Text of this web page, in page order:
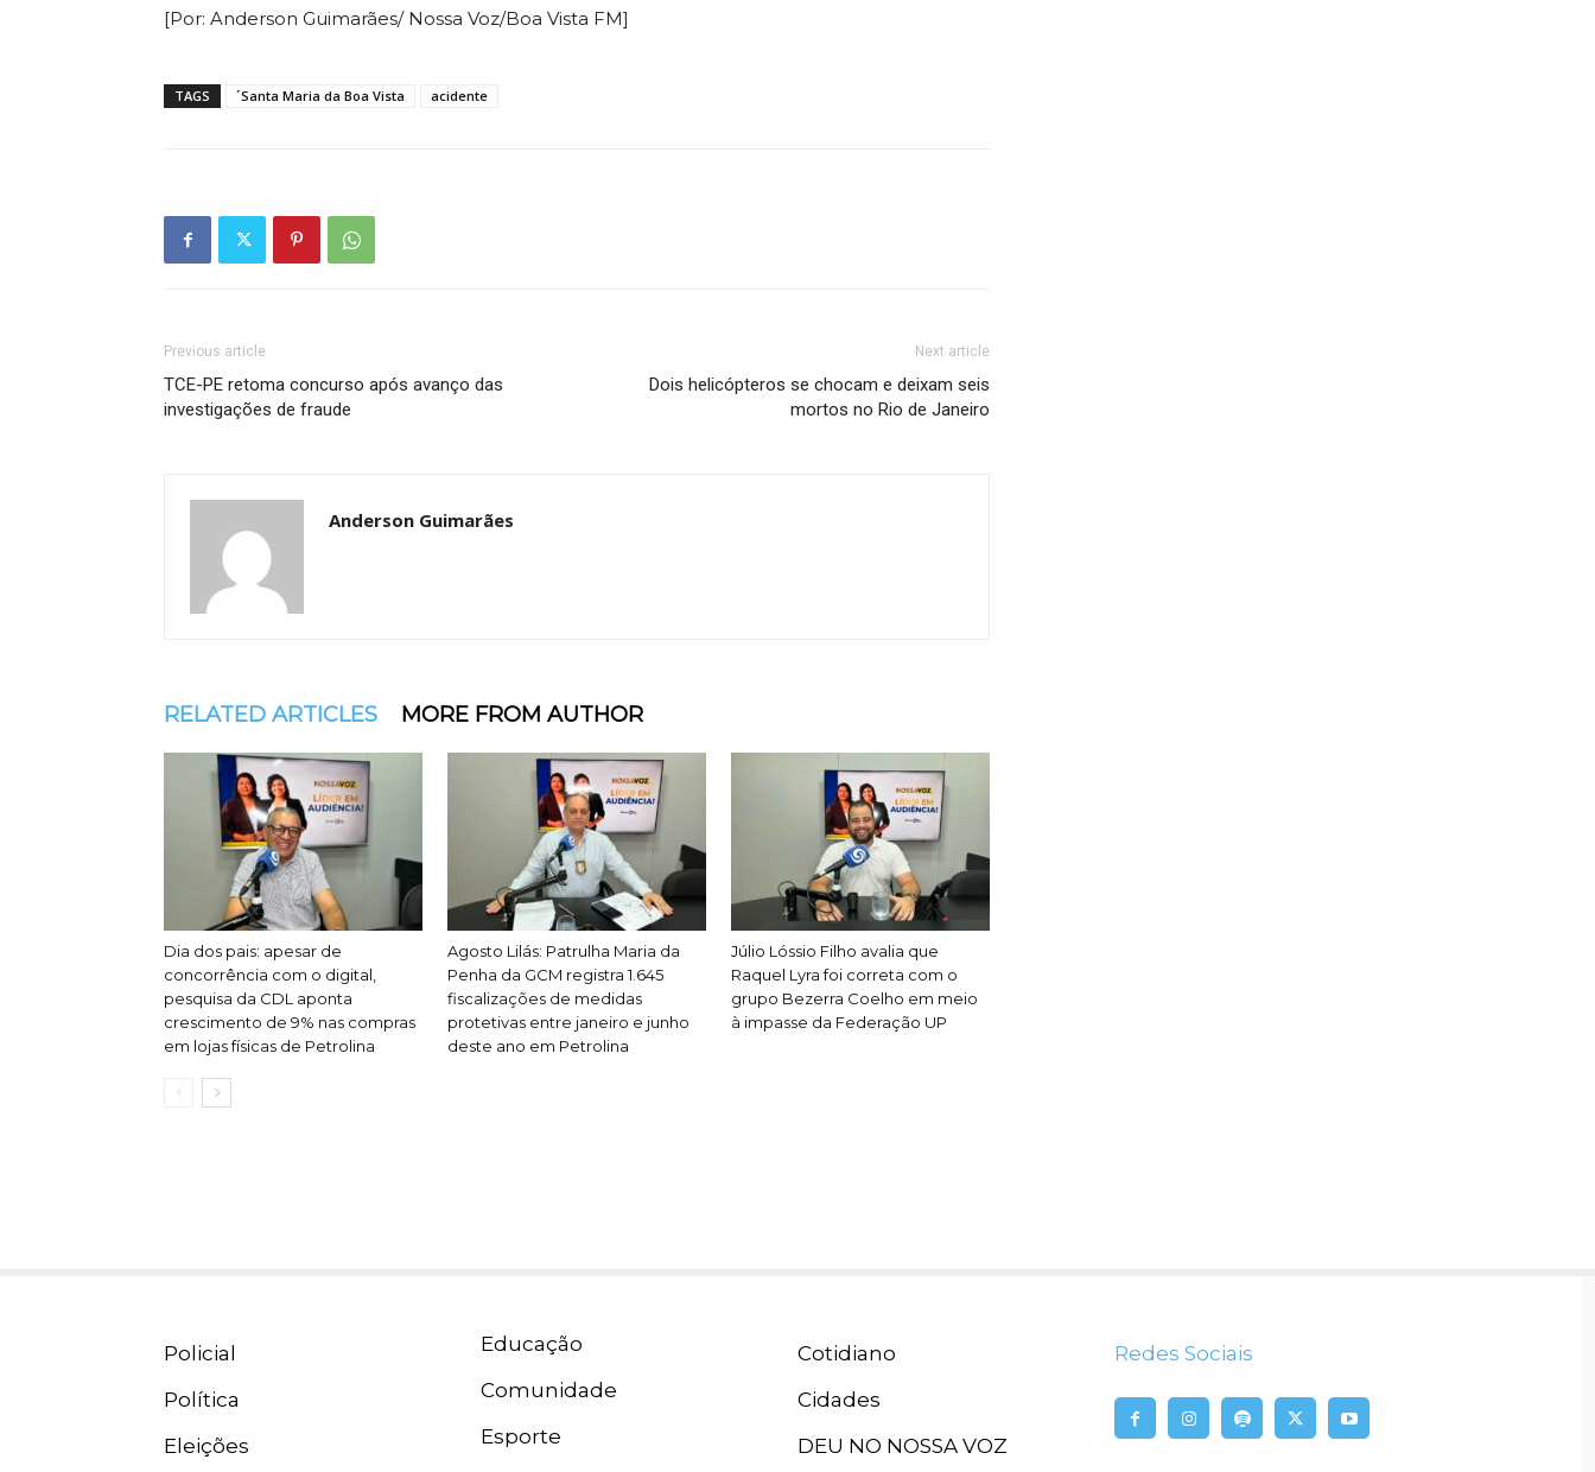
[Por: Anderson Guimarães/ Nossa Voz/Boa Vista FM]
TAGS ´Santa Maria da Boa Vista acidente
Previous article
TCE-PE retoma concurso após avanço das
investigações de fraude
Next article
Dois helicópteros se chocam e deixam seis
mortos no Rio de Janeiro
Anderson Guimarães
RELATED ARTICLES MORE FROM AUTHOR
Dia dos pais: apesar de
concorrência com o digital,
pesquisa da CDL aponta
crescimento de 9% nas compras
em lojas físicas de Petrolina
Agosto Lilás: Patrulha Maria da
Penha da GCM registra 1.645
fiscalizações de medidas
protetivas entre janeiro e junho
deste ano em Petrolina
Júlio Lóssio Filho avalia que
Raquel Lyra foi correta com o
grupo Bezerra Coelho em meio
à impasse da Federação UP
Policial
Política
Eleições
Educação
Comunidade
Esporte
Cotidiano
Cidades
DEU NO NOSSA VOZ
Redes Sociais